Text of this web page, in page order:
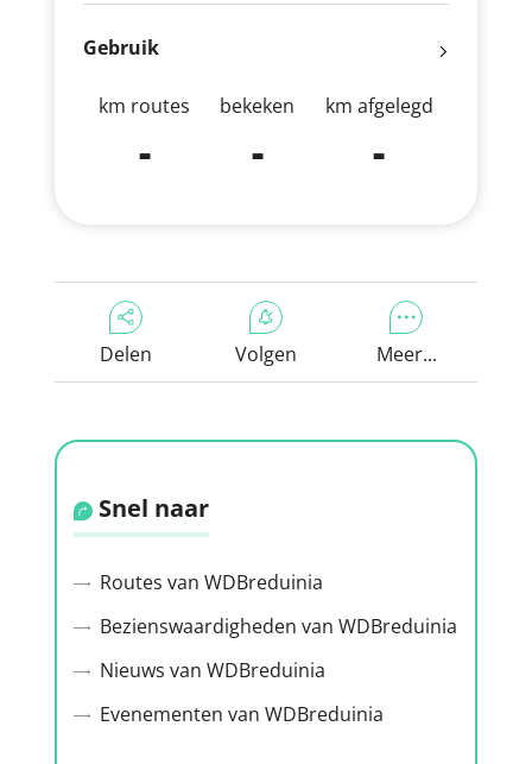
Gebruik
km routes
-
bekeken
-
km afgelegd
-
Delen Volgen Meer...
Snel naar
Routes van WDBreduinia
Bezienswaardigheden van WDBreduinia
Nieuws van WDBreduinia
Evenementen van WDBreduinia